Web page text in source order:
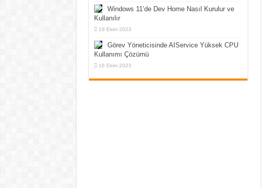
Windows 11’de Dev Home Nasıl Kurulur ve
Kullanılır
19 Ekim 2023
Görev Yöneticisinde AIService Yüksek CPU
Kullanımı Çözümü
16 Ekim 2023